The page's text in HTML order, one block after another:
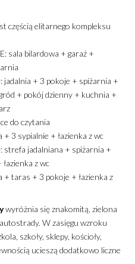
częścią elitarnego kompleksu
sala bilardowa + garaż +
+ 3 pokoje + spiżarnia +
+ pokój dzienny + kuchnia +
do czytania
3 sypialnie + łazienka z wc
jadalniana + spiżarnia +
z wc
taras + 3 pokoje + łazienka z
wyróżnia się znakomitą, zielona
W zasięgu wzroku
szkoły, sklepy, kościoły,
ucieszą dodatkowo liczne